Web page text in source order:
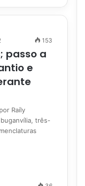
153
passo a
e
Raíly
três-